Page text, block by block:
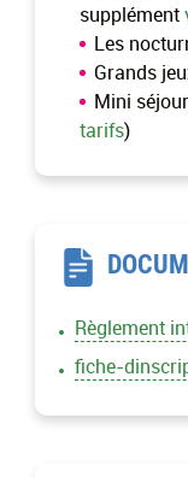
supplément
Les
Grands
Mini
tarifs)
Règlement
fiche-